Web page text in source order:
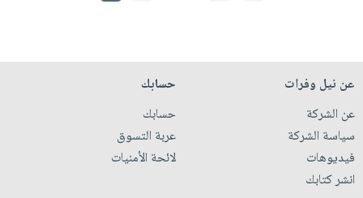
عن نيل وفرات
عن الشركة
سياسة الشركة
فيديوهات
انشر كتابك
حسابك
حسابك
عربة التسوق
لائحة الأمنيات